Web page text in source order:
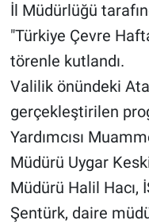
İl Müdürlüğü
"Türkiye Çevre
törenle kutlandı.
Valilik önündeki
gerçekleştirilen
Yardımcısı
Müdürü Uygar
Müdürü Halil Hacı,
Şentürk, daire